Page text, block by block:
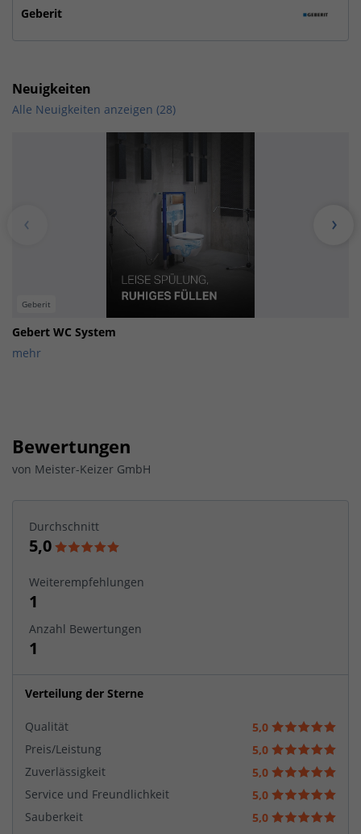
Geberit
Neuigkeiten
Alle Neuigkeiten anzeigen (28)
Geberit
Gebert WC System
mehr
Bewertungen
von Meister-Keizer GmbH
Durchschnitt
5,0
Weiterempfehlungen
1
Anzahl Bewertungen
1
Verteilung der Sterne
Qualität
5,0
Preis/Leistung
5,0
Zuverlässigkeit
5,0
Service und Freundlichkeit
5,0
Sauberkeit
5,0